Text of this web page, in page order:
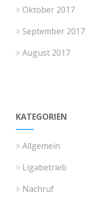
Oktober 2017
September 2017
August 2017
KATEGORIEN
Allgemein
Ligabetrieb
Nachruf